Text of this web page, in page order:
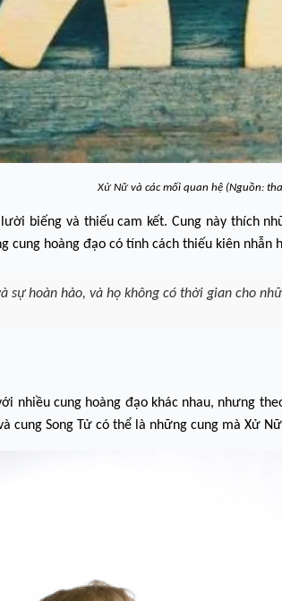
Xử Nữ và các mối quan hệ (Nguồn:
biếng và thiếu cam kết. Cung này thích
cung hoàng đạo có tính cách thiếu kiên nhẫn
sự hoàn hảo, và họ không có thời gian cho
nhiều cung hoàng đạo khác nhau, nhưng
cung Song Tử có thể là những cung mà Xử